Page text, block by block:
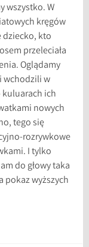
wszystko. W
kręgów
dziecko, kto
przeleciała
Oglądamy
wchodzili w
kuluarach ich
nowych
tego się
rozrywkowe
I tylko
do głowy taka
pokaz wyższych